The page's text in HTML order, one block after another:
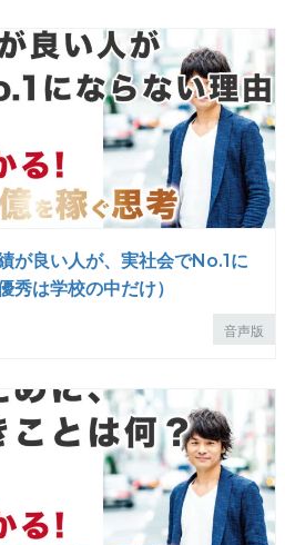
が良い人が、実社会でNo.1に
秀は学校の中だけ）
音声版